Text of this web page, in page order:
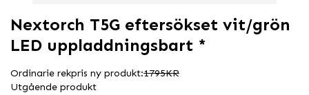
Nextorch T5G eftersökset vit/grön
LED uppladdningsbart *
Ordinarie rekpris ny produkt:1795KR
Utgående produkt